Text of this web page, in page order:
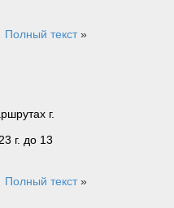
Полный текст»
г.
г. до 13
Полный текст»